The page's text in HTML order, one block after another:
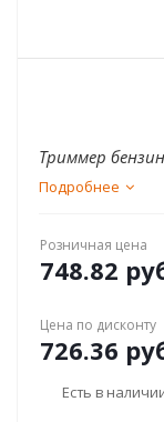
Триммер
Подробнее
Розничная цена
748.82
Цена по дисконту
726.36
Есть в